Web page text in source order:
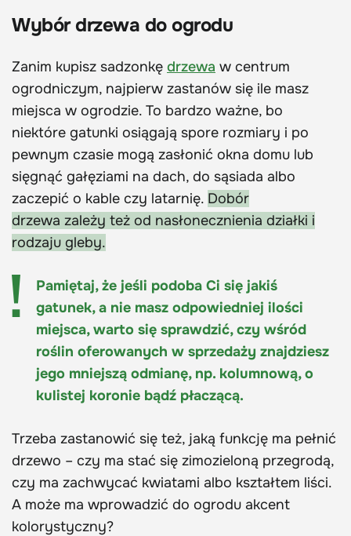
Wybór drzewa do ogrodu
Zanim kupisz sadzonkę drzewa w centrum
ogrodniczym, najpierw zastanów się ile masz
miejsca w ogrodzie. To bardzo ważne, bo
niektóre gatunki osiągają spore rozmiary i po
pewnym czasie mogą zasłonić okna domu lub
sięgnąć gałęziami na dach, do sąsiada albo
zaczepić o kable czy latarnię. Dobór
drzewa zależy też od nasłonecznienia działki i
rodzaju gleby.
Pamiętaj, że jeśli podoba Ci się jakiś
gatunek, a nie masz odpowiedniej ilości
miejsca, warto się sprawdzić, czy wśród
roślin oferowanych w sprzedaży znajdziesz
jego mniejszą odmianę, np. kolumnową, o
kulistej koronie bądź płaczącą.
Trzeba zastanowić się też, jaką funkcję ma pełnić
drzewo – czy ma stać się zimozieloną przegrodą,
czy ma zachwycać kwiatami albo kształtem liści.
A może ma wprowadzić do ogrodu akcent
kolorystyczny?